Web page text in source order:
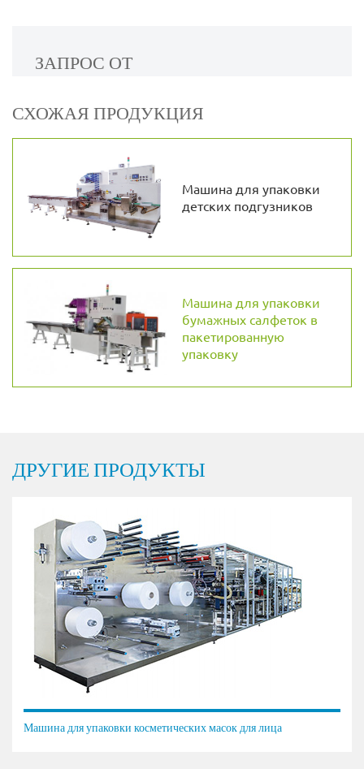
ЗАПРОС ОТ
СХОЖАЯ ПРОДУКЦИЯ
Машина для упаковки
детских подгузников
Машина для упаковки
бумажных салфеток в
пакетированную
упаковку
ДРУГИЕ ПРОДУКТЫ
Машина для упаковки косметических масок для лица